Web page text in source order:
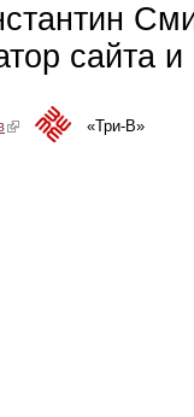
сайта
(link is external)«Три-В»